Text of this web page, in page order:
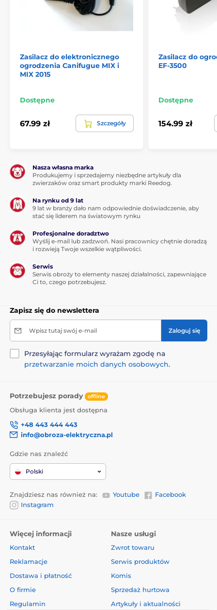
Zasilacz do elektronicznego
ogrodzenia Canifugue MIX i
MIX 2015
Dostępne
67.99 zł Szczegóły
Zasilacz do
EF-3500
Dostępne
154.99 zł
Nasza własna marka
Produkujemy i sprzedajemy niezbędne artykuły dla
zwierzaków oraz smart produkty marki Reedog.
Na rynku od 9 lat
9 lat w branży dało nam odpowiednie doświadczenie, aby
stać się liderem na światowym rynku
Profesjonalne doradztwo
Wyślij e-mail lub zadzwoń. Nasi pracownicy chętnie doradzą
i rozwieją Twoje wszelkie wątpliwości.
Serwis
Serwis obroży to elementy naszej działalności, zapewniające
Ci to, czego potrzebujesz.
Zapisz się do newslettera
Wpisz tutaj swój e-mail Zaloguj się
Przesyłając formularz wyrażam zgodę na
przetwarzanie moich danych osobowych.
Potrzebujesz porady offline
Obsługa klienta jest dostępna
+48 443 444 443
info@obroza-elektryczna.pl
Gdzie nas znaleźć
Polski
Znajdziesz nas również na: Youtube
Facebook
Instagram
Więcej informacji
Kontakt
Reklamacje
Dostawa i płatność
O firmie
Regulamin
Nasze usługi
Zwrot towaru
Serwis produktów
Komis
Sprzedaż hurtowa
Artykuły i aktualności